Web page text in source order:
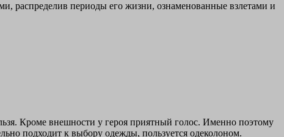
распределив периоды его жизни, ознаменованные взлетами и
Кроме внешности у героя приятный голос. Именно поэтому
подходит к выбору одежды, пользуется одеколоном.